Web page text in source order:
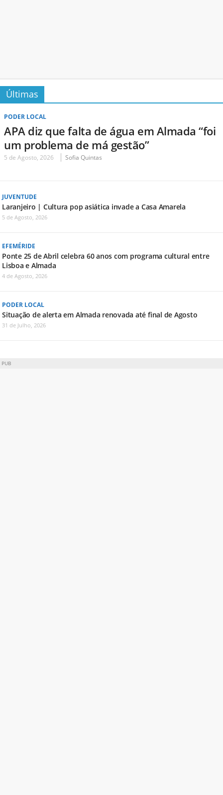
Últimas
PODER LOCAL
APA diz que falta de água em Almada “foi
um problema de má gestão”
5 de Agosto, 2026 Sofia Quintas
JUVENTUDE
Laranjeiro | Cultura pop asiática invade a Casa Amarela
5 de Agosto, 2026
EFEMÉRIDE
Ponte 25 de Abril celebra 60 anos com programa cultural entre
Lisboa e Almada
4 de Agosto, 2026
PODER LOCAL
Situação de alerta em Almada renovada até final de Agosto
31 de Julho, 2026
PUB